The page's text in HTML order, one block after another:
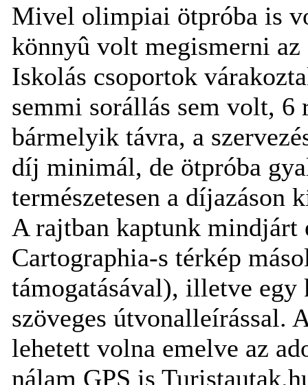
Mivel olimpiai ötpróba is
könnyû volt megismerni
Iskolás csoportok
semmi sorállás sem volt, 6
bármelyik távra, a
díj minimál, de ötpróba
természetesen a díjazáson
A rajtban kaptunk
Cartographia-s térkép
támogatásával), illetve
szöveges útvonalleírással.
lehetett volna emelve az
nálam GPS is